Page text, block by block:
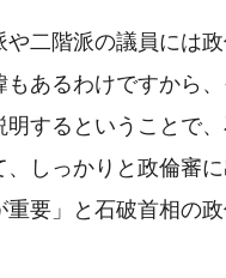
や二階派の議員には
あるわけですから
明するということで
しっかりと政倫審
要」と石破首相の